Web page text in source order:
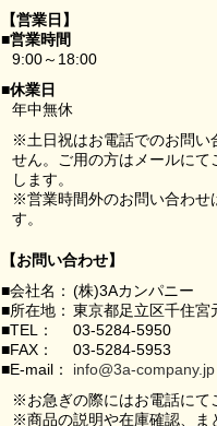
【営業日】
■営業時間
9:00～18:00
■休業日
年中無休
※土日祝はお電話でのお問い
せん。ご用の方はメールに
します。
※営業時間外のお問い合わせ
す。
【お問い合わせ】
■会社名： (株)3Aカンパニー
■所在地： 東京都足立区千住
■TEL：
03-5284-5950
■FAX：
03-5284-5953
■E-mail：
info@3a-company.jp
※お急ぎの際にはお電話にて
※商品の説明や在庫確認、ま